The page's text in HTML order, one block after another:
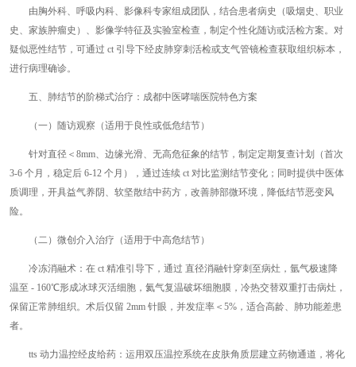
由胸外科、呼吸内科、影像科专家组成团队，结合患者病史（吸烟史、职业
史、家族肿瘤史）、影像学特征及实验室检查，制定个性化随访或活检方案。对
疑似恶性结节，可通过 ct 引导下经皮肺穿刺活检或支气管镜检查获取组织标本，
进行病理确诊。
五、肺结节的阶梯式治疗：成都中医哮喘医院特色方案
（一）随访观察（适用于良性或低危结节）
针对直径＜8mm、边缘光滑、无高危征象的结节，制定定期复查计划（首次
3-6 个月，稳定后 6-12 个月），通过连续 ct 对比监测结节变化；同时提供中医体
质调理，开具益气养阴、软坚散结中药方，改善肺部微环境，降低结节恶变风
险。
（二）微创介入治疗（适用于中高危结节）
冷冻消融术：在 ct 精准引导下，通过 直径消融针穿刺至病灶，氩气极速降
温至 - 160℃形成冰球灭活细胞，氦气复温破坏细胞膜，冷热交替双重打击病灶，
保留正常肺组织。术后仅留 2mm 针眼，并发症率＜5%，适合高龄、肺功能差患
者。
tts 动力温控经皮给药：运用双压温控系统在皮肤角质层建立药物通道，将化